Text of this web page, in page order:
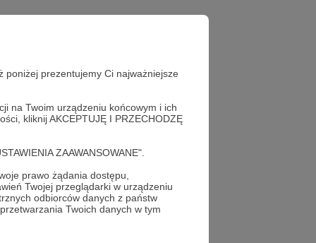
poniżej prezentujemy Ci najważniejsze
na Twoim urządzeniu końcowym i ich
kliknij AKCEPTUJĘ I PRZECHODZĘ
ZAAWANSOWANE".
prawo żądania dostępu,
Twojej przeglądarki w urządzeniu
odbiorców danych z państw
Twoich danych w tym
profil autora